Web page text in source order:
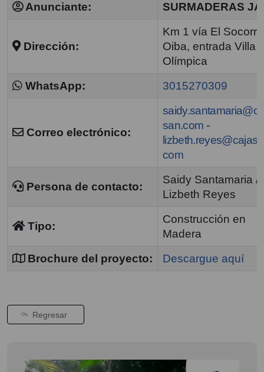
Anunciante: SURMADERAS
Dirección:
Km 1 vía El
Oiba, entrada Villa
Olímpica
WhatsApp:
3015270309
Correo electrónico:
san.com -
com
Persona de contacto:
Saidy Santamaria /
Lizbeth Reyes
Tipo:
Construcción en
Madera
Brochure del proyecto:
Descargue aquí
Regresar